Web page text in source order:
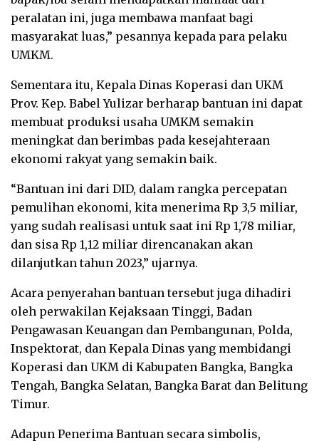
peralatan ini, juga membawa manfaat bagi
masyarakat luas,” pesannya kepada para pelaku
UMKM.
Sementara itu, Kepala Dinas Koperasi dan UKM
Prov. Kep. Babel Yulizar berharap bantuan ini dapat
membuat produksi usaha UMKM semakin
meningkat dan berimbas pada kesejahteraan
ekonomi rakyat yang semakin baik.
“Bantuan ini dari DID, dalam rangka percepatan
pemulihan ekonomi, kita menerima Rp 3,5 miliar,
yang sudah realisasi untuk saat ini Rp 1,78 miliar,
dan sisa Rp 1,12 miliar direncanakan akan
dilanjutkan tahun 2023,” ujarnya.
Acara penyerahan bantuan tersebut juga dihadiri
oleh perwakilan Kejaksaan Tinggi, Badan
Pengawasan Keuangan dan Pembangunan, Polda,
Inspektorat, dan Kepala Dinas yang membidangi
Koperasi dan UKM di Kabupaten Bangka, Bangka
Tengah, Bangka Selatan, Bangka Barat dan Belitung
Timur.
Adapun Penerima Bantuan secara simbolis,